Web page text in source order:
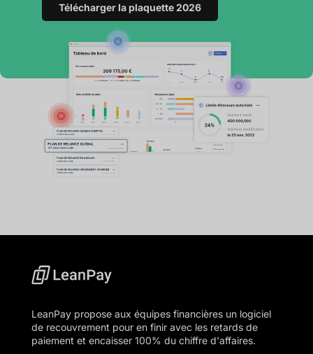
Télécharger la plaquette 2026
LeanPay propose aux équipes financières un logiciel
de recouvrement pour en finir avec les retards de
paiement et encaisser 100% du chiffre d'affaires.